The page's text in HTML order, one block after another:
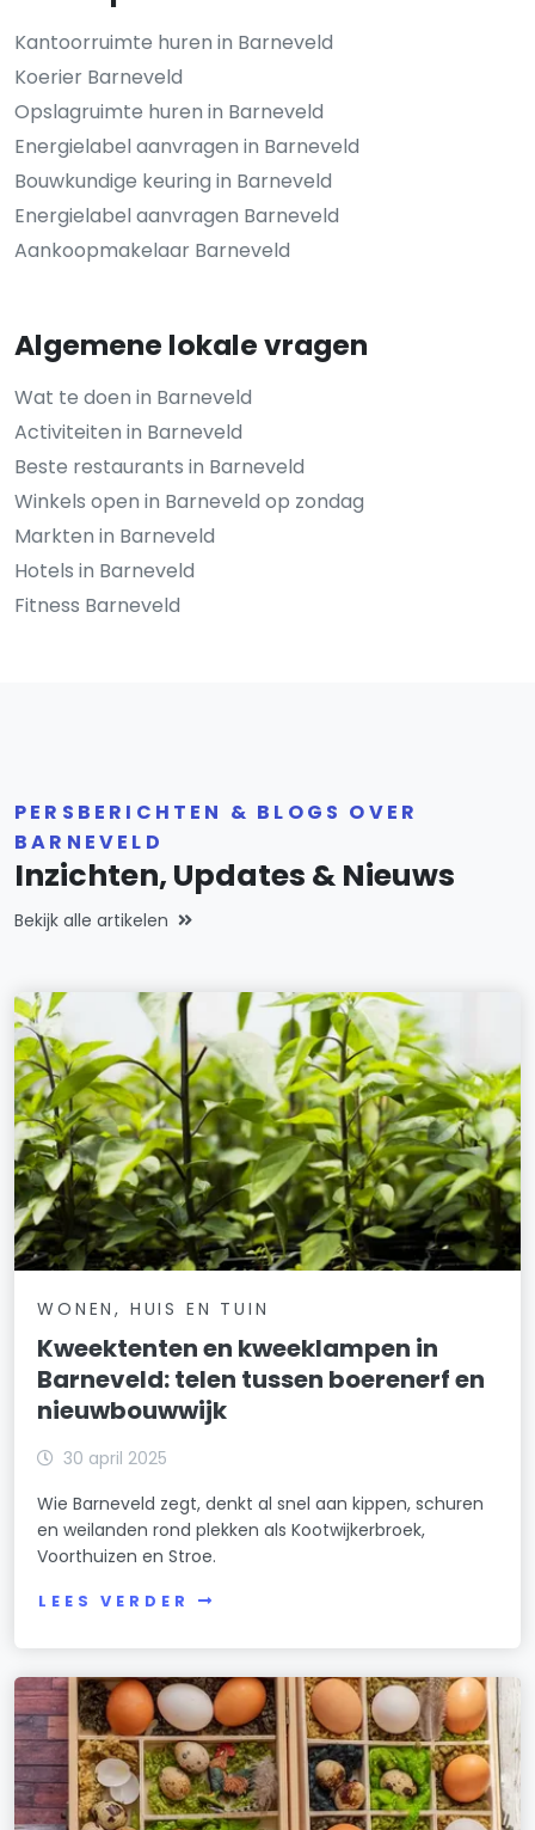
Kantoorruimte huren in Barneveld
Koerier Barneveld
Opslagruimte huren in Barneveld
Energielabel aanvragen in Barneveld
Bouwkundige keuring in Barneveld
Energielabel aanvragen Barneveld
Aankoopmakelaar Barneveld
Algemene lokale vragen
Wat te doen in Barneveld
Activiteiten in Barneveld
Beste restaurants in Barneveld
Winkels open in Barneveld op zondag
Markten in Barneveld
Hotels in Barneveld
Fitness Barneveld
PERSBERICHTEN & BLOGS OVER
BARNEVELD
Inzichten, Updates & Nieuws
Bekijk alle artikelen
WONEN, HUIS EN TUIN
Kweektenten en kweeklampen in
Barneveld: telen tussen boerenerf en
nieuwbouwwijk
30 april 2025
Wie Barneveld zegt, denkt al snel aan kippen, schuren
en weilanden rond plekken als Kootwijkerbroek,
Voorthuizen en Stroe.
LEES VERDER